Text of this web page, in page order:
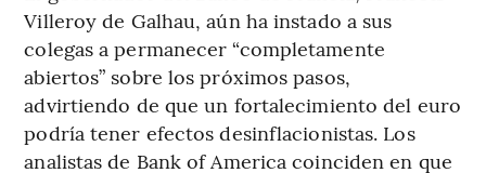
Villeroy de Galhau, aún ha instado a sus
colegas a permanecer “completamente
abiertos” sobre los próximos pasos,
advirtiendo de que un fortalecimiento del euro
podría tener efectos desinflacionistas. Los
analistas de Bank of America coinciden en que